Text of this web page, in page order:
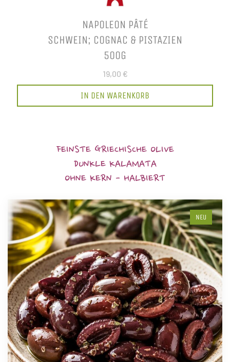
NAPOLEON PÂTÉ
SCHWEIN; COGNAC & PISTAZIEN
500G
19,00 €
IN DEN WARENKORB
FEINSTE GRIECHISCHE OLIVE
DUNKLE KALAMATA
OHNE KERN - HALBIERT
NEU